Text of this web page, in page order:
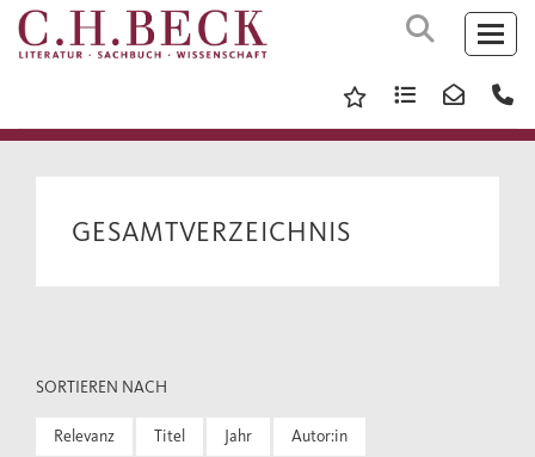
GESAMTVERZEICHNIS
SORTIEREN NACH
Relevanz Titel Jahr Autor:in